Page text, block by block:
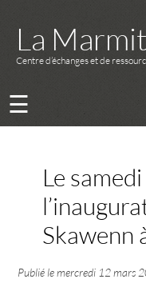
La
Centre d’échanges et de
☰
Le
Skawenn
Publié lemercredi 12 mars